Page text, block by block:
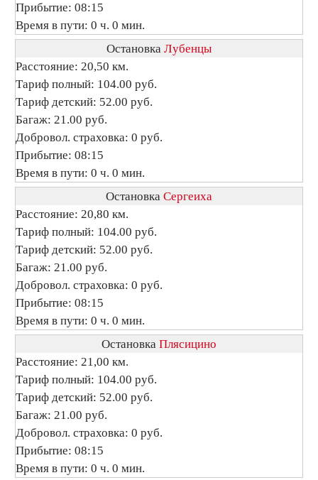
Прибытие: 08:15
Время в пути: 0 ч. 0 мин.
Остановка Лубенцы
Расстояние: 20,50 км.
Тариф полный: 104.00 руб.
Тариф детский: 52.00 руб.
Багаж: 21.00 руб.
Добровол. страховка: 0 руб.
Прибытие: 08:15
Время в пути: 0 ч. 0 мин.
Остановка Сергеиха
Расстояние: 20,80 км.
Тариф полный: 104.00 руб.
Тариф детский: 52.00 руб.
Багаж: 21.00 руб.
Добровол. страховка: 0 руб.
Прибытие: 08:15
Время в пути: 0 ч. 0 мин.
Остановка Плясицино
Расстояние: 21,00 км.
Тариф полный: 104.00 руб.
Тариф детский: 52.00 руб.
Багаж: 21.00 руб.
Добровол. страховка: 0 руб.
Прибытие: 08:15
Время в пути: 0 ч. 0 мин.